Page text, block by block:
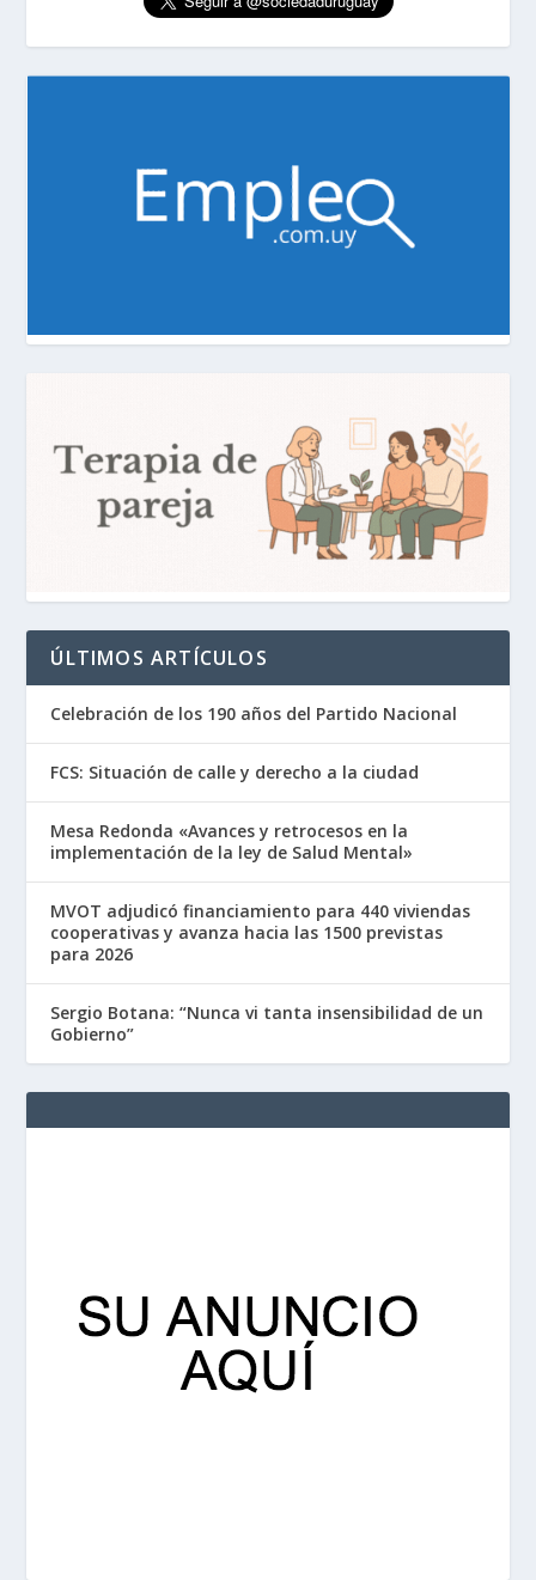
ÚLTIMOS ARTÍCULOS
Celebración de los 190 años del Partido Nacional
FCS: Situación de calle y derecho a la ciudad
Mesa Redonda «Avances y retrocesos en la
implementación de la ley de Salud Mental»
MVOT adjudicó financiamiento para 440 viviendas
cooperativas y avanza hacia las 1500 previstas
para 2026
Sergio Botana: “Nunca vi tanta insensibilidad de un
Gobierno”